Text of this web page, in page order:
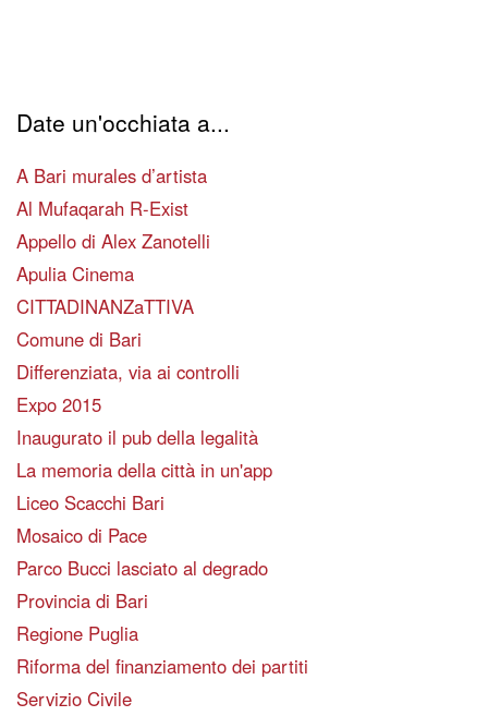
Date un'occhiata a...
A Bari murales d’artista
Al Mufaqarah R-Exist
Appello di Alex Zanotelli
Apulia Cinema
CITTADINANZaTTIVA
Comune di Bari
Differenziata, via ai controlli
Expo 2015
Inaugurato il pub della legalità
La memoria della città in un'app
Liceo Scacchi Bari
Mosaico di Pace
Parco Bucci lasciato al degrado
Provincia di Bari
Regione Puglia
Riforma del finanziamento dei partiti
Servizio Civile